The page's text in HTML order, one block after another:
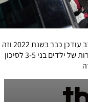
התקן האמריקני למושבי בטיחות לילדים ברכב עודכן כבר בשנת 2022 וזה
מדגיש איך משרד התחבורה שלנו מפקיר דורות של ילדים בני 3-5 לסיכון